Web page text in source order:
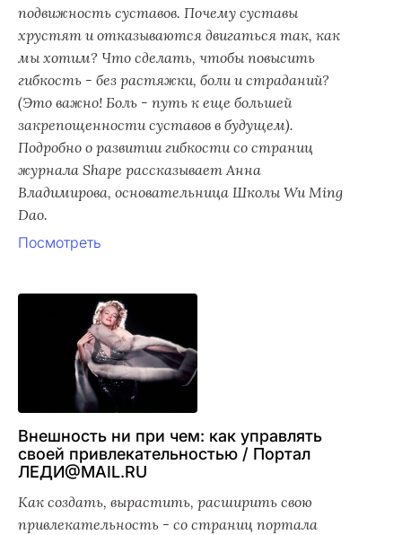
подвижность суставов. Почему суставы
хрустят и отказываются двигаться так, как
мы хотим? Что сделать, чтобы повысить
гибкость - без растяжки, боли и страданий?
(Это важно! Боль - путь к еще большей
закрепощенности суставов в будущем).
Подробно о развитии гибкости со страниц
журнала Shape рассказывает Анна
Владимирова, основательница Школы Wu Ming
Dao.
Посмотреть
Внешность ни при чем: как управлять
своей привлекательностью / Портал
ЛЕДИ@MAIL.RU
Как создать, вырастить, расширить свою
привлекательность - со страниц портала